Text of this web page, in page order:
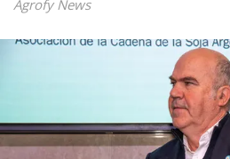
Agrofy News